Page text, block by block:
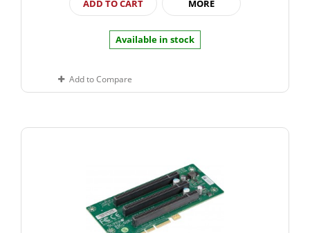
ADD TO CART MORE
Available in stock
Add to Compare